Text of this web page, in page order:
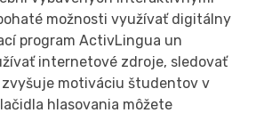
možnosti využívať digitálny
program ActivLingua un
internetové zdroje, sledovať
zvyšuje motiváciu študentov v
hlasovania môžete